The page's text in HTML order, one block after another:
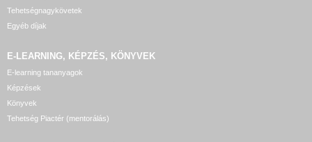
Tehetségnagykövetek
Egyéb díjak
E-LEARNING, KÉPZÉS, KÖNYVEK
E-learning tananyagok
Képzések
Könyvek
Tehetség Piactér (mentorálás)